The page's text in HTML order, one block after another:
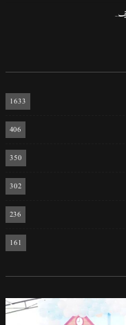
1633
406
350
302
236
161